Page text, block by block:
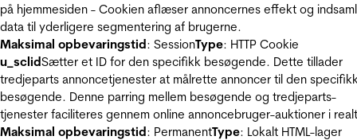
på hjemmesiden - Cookien aflæser annoncernes effekt og
data til yderligere segmentering af brugerne.
Maksimal opbevaringstid: SessionType: HTTP Cookie
u_sclidSætter et ID for den specifikk besøgende. Dette tillader
tredjeparts annoncetjenester at målrette annoncer til den
besøgende. Denne parring mellem besøgende og tredjeparts-
tjenester faciliteres gennem online annoncebruger-auktioner i
Maksimal opbevaringstid: PermanentType: Lokalt HTML-lager